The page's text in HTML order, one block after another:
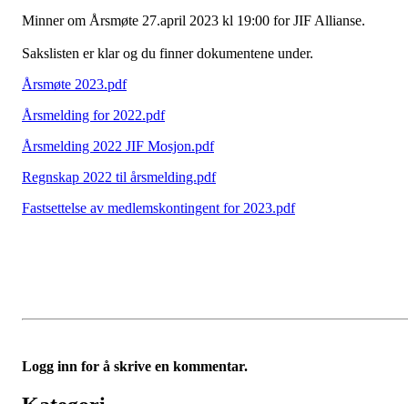
Minner om Årsmøte 27.april 2023 kl 19:00 for JIF Allianse.
Sakslisten er klar og du finner dokumentene under.
Årsmøte 2023.pdf
Årsmelding for 2022.pdf
Årsmelding 2022 JIF Mosjon.pdf
Regnskap 2022 til årsmelding.pdf
Fastsettelse av medlemskontingent for 2023.pdf
Logg inn for å skrive en kommentar.